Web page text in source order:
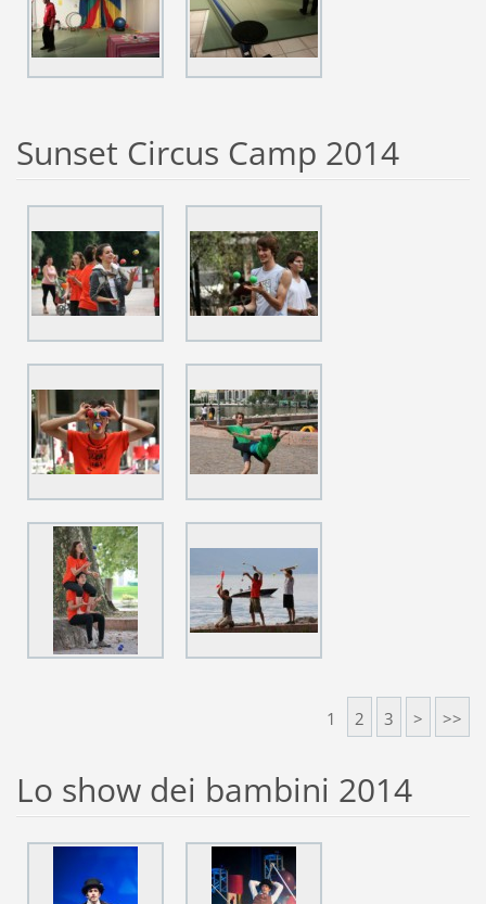
Sunset Circus Camp 2014
1 2 3 > >>
Lo show dei bambini 2014